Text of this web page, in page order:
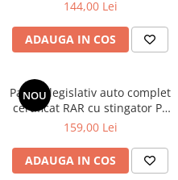
Capace Prezoane
Carcase Chei Auto
Carcasa cheie Bmw
Carcasa cheie Dacia
Carcasa Cheie Fiat
Carcasa Cheie Ford
Carcasa Cheie Hyundai
144,00 Lei
ADAUGA IN COS
NOU
Pachet legislativ auto complet
certificat RAR cu stingator P1
1kg si trusa DIN13164
159,00 Lei
ADAUGA IN COS